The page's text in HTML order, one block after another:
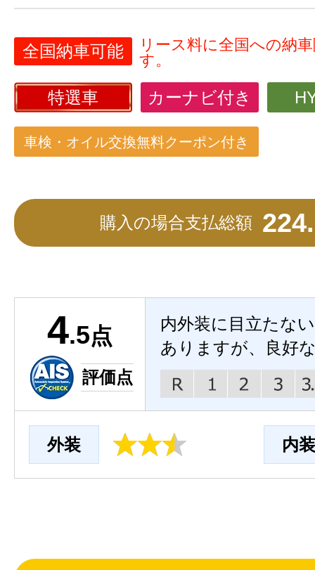
全国納車可能
リース料に全国への納
す。
特選車 カーナビ付き
車検・オイル交換無料クーポン付き
購入の場合支払総額
4.5点
評価点
内外装に目立たな
ありますが、良好
外装 内装